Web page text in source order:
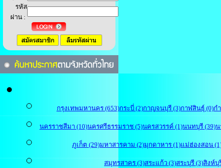
รหัส
ผ่าน :
กรุงเทพมหานคร (653)กระบี่ (2)กาญจนบุรี (3)กาฬสินธุ์ (0)ก
นครราชสีมา (10)นครศรีธรรมราช (5)นครสวรรค์ (1)นนทบุรี (39)น
ภูเก็ต (29)มหาสารคาม (2)มุกดาหาร (1)แม่ฮ่องสอน
สมุทรสาคร (3)สระแก้ว (3)สระบุรี (3)สิงห์บุ